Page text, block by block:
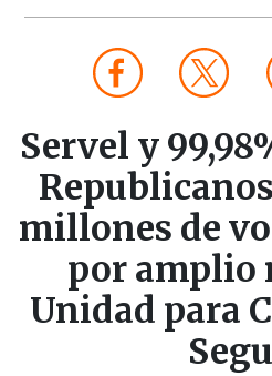
Servel y
millones de
por amplio
Unidad para